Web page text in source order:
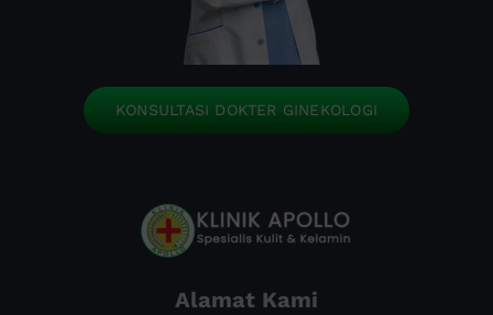
KONSULTASI DOKTER GINEKOLOGI
Alamat Kami